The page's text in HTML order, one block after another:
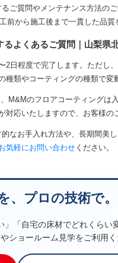
ご質問やメンテナンス方法の
前から施工後まで一貫した品質
るよくあるご質問｜山梨県
日程度で完了します。ただし
類やコーティングの種類で変
のフロアコーティングは
応いたしますので、お客様の
なお手入れ方法や、長期間美
気軽にお問い合わせください。
、プロの技術で。
「自宅の床材でどれくらい
ショールーム見学をご利用く